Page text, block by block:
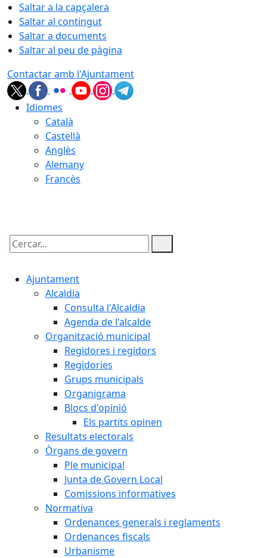
Saltar a la capçalera
Saltar al contingut
Saltar a documents
Saltar al peu de pàgina
Contactar amb l'Ajuntament
Idiomes
Català
Castellà
Anglès
Alemany
Francès
Cercar:
Ajuntament
Alcaldia
Consulta l'Alcaldia
Agenda de l'alcalde
Organització municipal
Regidores i regidors
Regidories
Grups municipals
Organigrama
Blocs d'opinió
Els partits opinen
Resultats electorals
Òrgans de govern
Ple municipal
Junta de Govern Local
Comissions informatives
Normativa
Ordenances generals i reglaments
Ordenances fiscals
Urbanisme